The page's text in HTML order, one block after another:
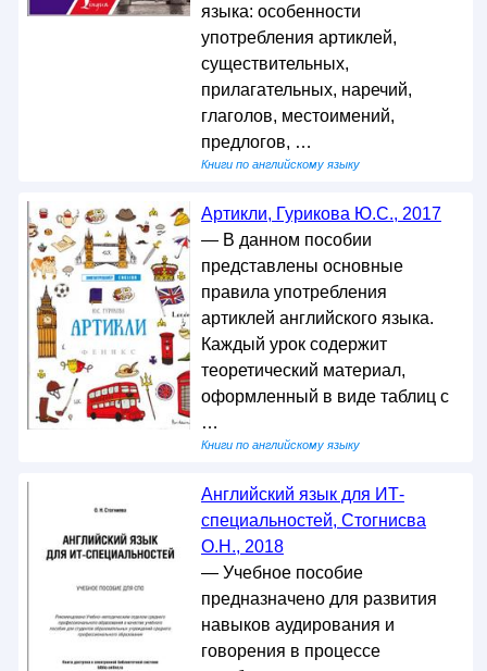
языка: особенности
употребления артиклей,
существительных,
прилагательных, наречий,
глаголов, местоимений,
предлогов, …
Книги по английскому языку
Артикли, Гурикова Ю.С., 2017
— В данном пособии
представлены основные
правила употребления
артиклей английского языка.
Каждый урок содержит
теоретический материал,
оформленный в виде таблиц с
…
Книги по английскому языку
Английский язык для ИТ-
специальностей, Стогнисва
О.Н., 2018
— Учебное пособие
предназначено для развития
навыков аудирования и
говорения в процессе